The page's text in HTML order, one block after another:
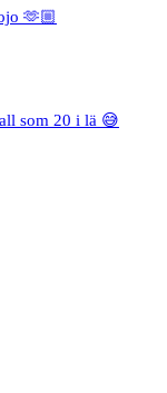
🫶🏼
som 20 i lä 😅